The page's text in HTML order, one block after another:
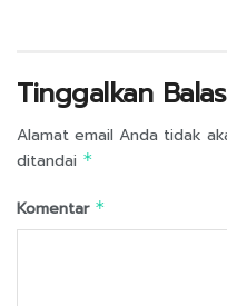
Tinggalkan
Alamat email Anda tidak
ditandai *
Komentar *